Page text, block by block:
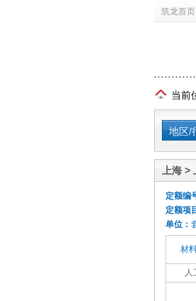
筑龙首
当前
地区/
上海
定额编
定额项
单位：
材
人